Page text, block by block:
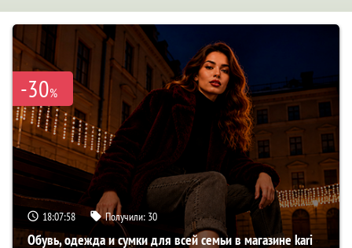
-30%
18:07:57 Получили: 30
Обувь, одежда и сумки для всей семьи в магазине kari